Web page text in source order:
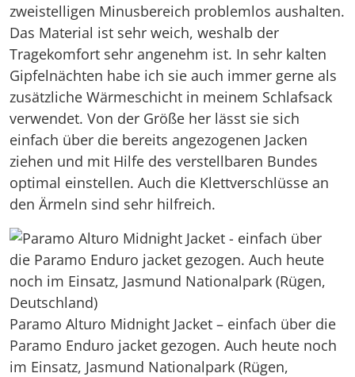
zweistelligen Minusbereich problemlos aushalten.
Das Material ist sehr weich, weshalb der
Tragekomfort sehr angenehm ist. In sehr kalten
Gipfelnächten habe ich sie auch immer gerne als
zusätzliche Wärmeschicht in meinem Schlafsack
verwendet. Von der Größe her lässt sie sich
einfach über die bereits angezogenen Jacken
ziehen und mit Hilfe des verstellbaren Bundes
optimal einstellen. Auch die Klettverschlüsse an
den Ärmeln sind sehr hilfreich.
Paramo Alturo Midnight Jacket – einfach über die
Paramo Enduro jacket gezogen. Auch heute noch
im Einsatz, Jasmund Nationalpark (Rügen,